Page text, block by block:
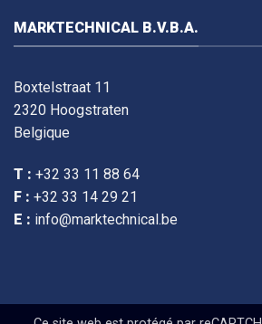
MARKTECHNICAL B.V.B.A.
Boxtelstraat 11
2320 Hoogstraten
Belgique
T : +32 33 11 88 64
F : +32 33 14 29 21
E : info@marktechnical.be